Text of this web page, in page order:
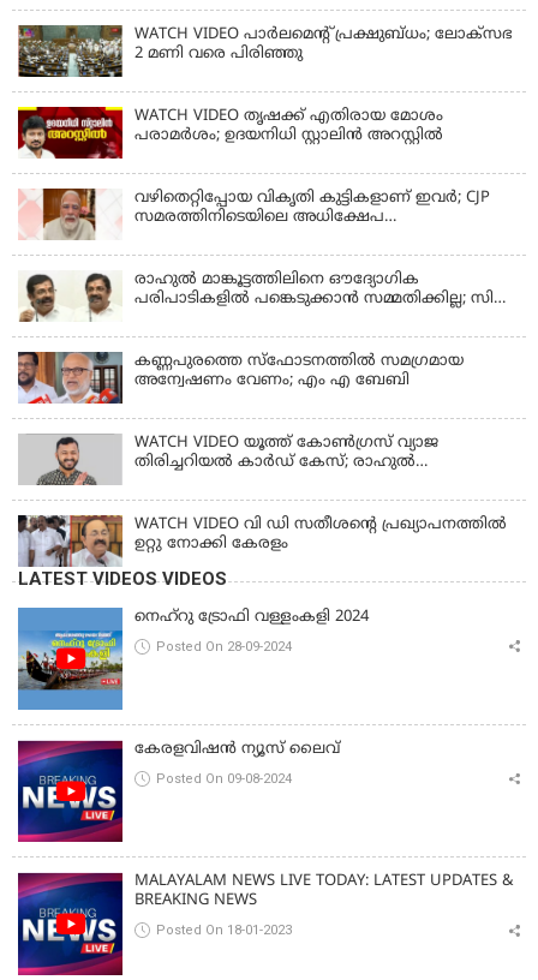
WATCH VIDEO പാർലമെൻ്റ് പ്രക്ഷുബ്ധം; ലോക്സഭ
2 മണി വരെ പിരിഞ്ഞു
WATCH VIDEO തൃഷക്ക് എതിരായ മോശം
പരാമര്‍ശം; ഉദയനിധി സ്റ്റാലിൻ അറസ്റ്റിൽ
വഴിതെറ്റിപ്പോയ വികൃതി കുട്ടികളാണ് ഇവര്‍; CJP
സമരത്തിനിടെയിലെ അധിക്ഷേപ
രാഹുല്‍ മാങ്കൂട്ടത്തിലിനെ ഔദ്യോഗിക
പരിപാടികളില്‍ പങ്കെടുക്കാന്‍ സമ്മതിക്കില്ല; സി
കണ്ണപുരത്തെ സ്‌ഫോടനത്തില്‍ സമഗ്രമായ
അന്വേഷണം വേണം; എം എ ബേബി
WATCH VIDEO യൂത്ത് കോൺഗ്രസ് വ്യാജ
തിരിച്ചറിയൽ കാർഡ് കേസ്; രാഹുൽ
WATCH VIDEO വി ഡി സതീശൻ്റെ പ്രഖ്യാപനത്തിൽ
ഉറ്റു നോക്കി കേരളം
LATEST VIDEOS VIDEOS
നെഹ്‌റു ട്രോഫി വള്ളംകളി 2024
Posted On 28-09-2024
കേരളവിഷൻ ന്യൂസ് ലൈവ്
Posted On 09-08-2024
MALAYALAM NEWS LIVE TODAY: LATEST UPDATES &
BREAKING NEWS
Posted On 18-01-2023